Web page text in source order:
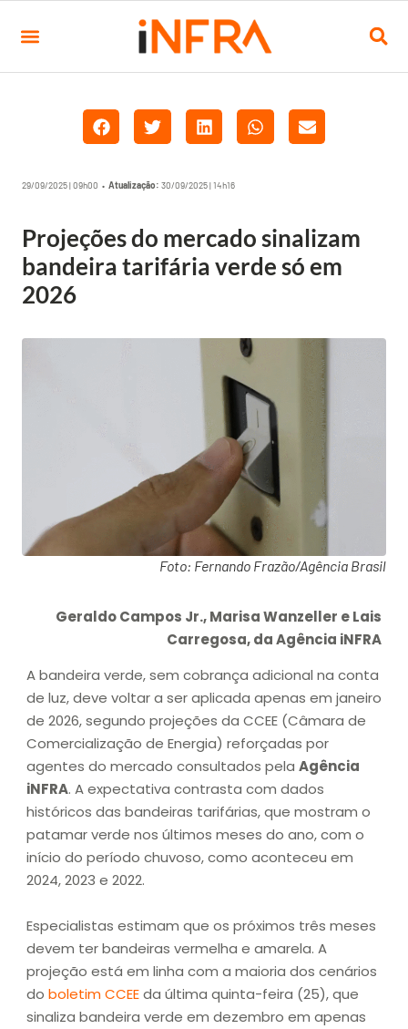
29/09/2025 | 09h00 • Atualização: 30/09/2025 | 14h16
Projeções do mercado sinalizam
bandeira tarifária verde só em
2026
Foto: Fernando Frazão/Agência Brasil
Geraldo Campos Jr., Marisa Wanzeller e Lais
Carregosa, da Agência iNFRA
A bandeira verde, sem cobrança adicional na conta
de luz, deve voltar a ser aplicada apenas em janeiro
de 2026, segundo projeções da CCEE (Câmara de
Comercialização de Energia) reforçadas por
agentes do mercado consultados pela Agência
iNFRA. A expectativa contrasta com dados
históricos das bandeiras tarifárias, que mostram o
patamar verde nos últimos meses do ano, com o
início do período chuvoso, como aconteceu em
2024, 2023 e 2022.
Especialistas estimam que os próximos três meses
devem ter bandeiras vermelha e amarela. A
projeção está em linha com a maioria dos cenários
do boletim CCEEda última quinta-feira (25), que
sinaliza bandeira verde em dezembro em apenas